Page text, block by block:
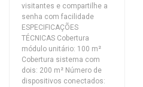
visitantes e compartilhe a
senha com facilidade
ESPECIFICAÇÕES
TÉCNICAS Cobertura
módulo unitário: 100 m²
Cobertura sistema com
dois: 200 m² Número de
dispositivos conectados: